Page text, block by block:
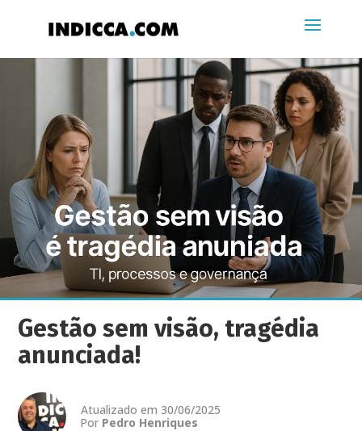
Gestão sem visão, tragédia
anunciada!
Atualizado em 30/06/2025
Por Pedro Henriques